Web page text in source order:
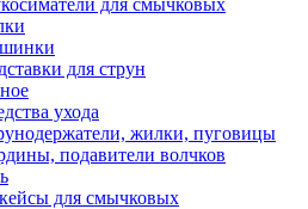
для смычковых
для струн
ухода
жилки, пуговицы
подавители волчков
для смычковых